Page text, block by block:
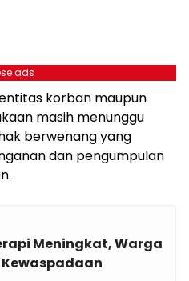
ads
korban maupun
masih menunggu
berwenang yang
dan pengumpulan
Meningkat, Warga